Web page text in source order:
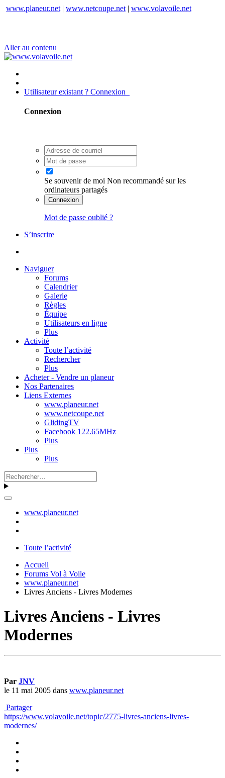
www.planeur.net | www.netcoupe.net | www.volavoile.net
Aller au contenu
Utilisateur existant ? Connexion
Connexion
Se souvenir de moi Non recommandé sur les
ordinateurs partagés
Connexion
Mot de passe oublié ?
S’inscrire
Naviguer
Forums
Calendrier
Galerie
Règles
Équipe
Utilisateurs en ligne
Plus
Activité
Toute l’activité
Rechercher
Plus
Acheter - Vendre un planeur
Nos Partenaires
Liens Externes
www.planeur.net
www.netcoupe.net
GlidingTV
Facebook 122.65MHz
Plus
Plus
Plus
www.planeur.net
Toute l’activité
Accueil
Forums Vol à Voile
www.planeur.net
Livres Anciens - Livres Modernes
Livres Anciens - Livres
Modernes
Par JNV
le 11 mai 2005 dans www.planeur.net
Partager
https://www.volavoile.net/topic/2775-livres-anciens-livres-
modernes/